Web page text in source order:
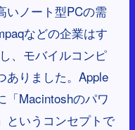
いノート型PCの需
などの企業はす
、モバイルコンピ
ありました。Apple
「Macintoshのパワ
というコンセプトで